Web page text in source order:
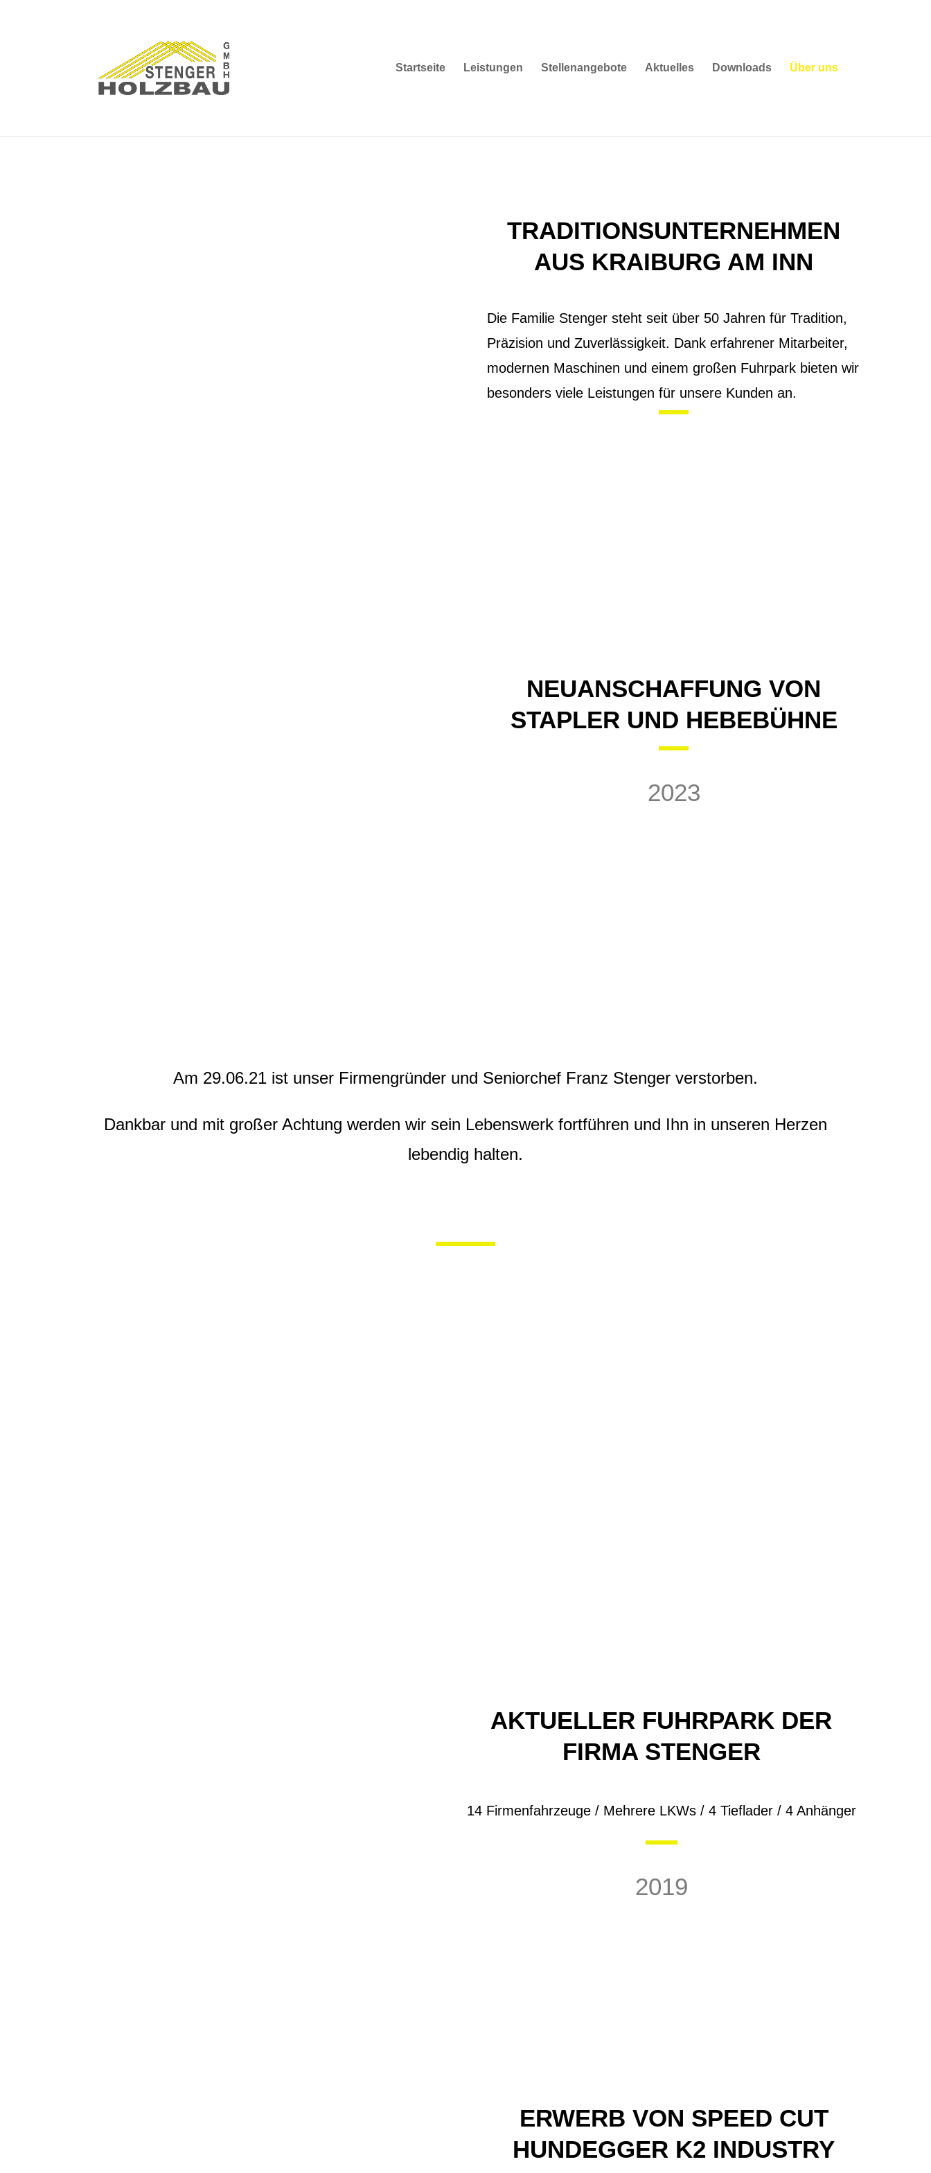
Startseite Leistungen Stellenangebote Aktuelles Downloads Über uns
TRADITIONSUNTERNEHMEN
AUS KRAIBURG AM INN
Die Familie Stenger steht seit über 50 Jahren für Tradition,
Präzision und Zuverlässigkeit. Dank erfahrener Mitarbeiter,
modernen Maschinen und einem großen Fuhrpark bieten wir
besonders viele Leistungen für unsere Kunden an.
NEUANSCHAFFUNG VON
STAPLER UND HEBEBÜHNE
2023
Am 29.06.21 ist unser Firmengründer und Seniorchef Franz Stenger verstorben.
Dankbar und mit großer Achtung werden wir sein Lebenswerk fortführen und Ihn in unseren Herzen
lebendig halten.
AKTUELLER FUHRPARK DER
FIRMA STENGER
14 Firmenfahrzeuge / Mehrere LKWs / 4 Tieflader / 4 Anhänger
2019
ERWERB VON SPEED CUT
HUNDEGGER K2 INDUSTRY